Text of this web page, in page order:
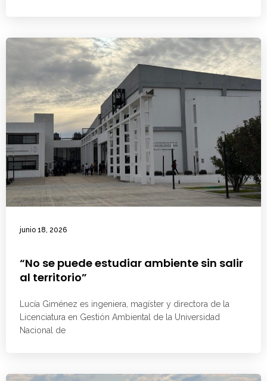
junio 18, 2026
“No se puede estudiar ambiente sin salir
al territorio”
Lucía Giménez es ingeniera, magíster y directora de la
Licenciatura en Gestión Ambiental de la Universidad
Nacional de